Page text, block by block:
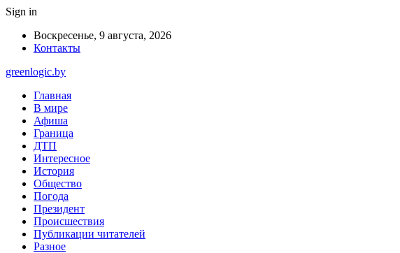
Sign in
Воскресенье, 9 августа, 2026
Контакты
greenlogic.by
Главная
В мире
Афиша
Граница
ДТП
Интересное
История
Общество
Погода
Президент
Происшествия
Публикации читателей
Разное